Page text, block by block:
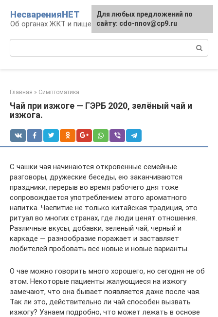
контенту
НесваренияНЕТ
Об органах ЖКТ и пищеварении
Главная » Симптоматика
Чай при изжоге — ГЭРБ 2020, зелёный чай и
изжога.
С чашки чая начинаются откровенные семейные
разговоры, дружеские беседы, ею заканчиваются
праздники, перерыв во время рабочего дня тоже
сопровождается употреблением этого ароматного
напитка. Чаепитие не только китайская традиция, это
ритуал во многих странах, где люди ценят отношения.
Различные вкусы, добавки, зеленый чай, черный и
каркаде — разнообразие поражает и заставляет
любителей пробовать всё новые и новые варианты.
О чае можно говорить много хорошего, но сегодня не об
этом. Некоторые пациенты жалующиеся на изжогу
замечают, что она бывает появляется даже после чая.
Так ли это, действительно ли чай способен вызвать
изжогу? Узнаем подробно, что может лежать в основе
Для любых предложений по
сайту: cdo-nnov@cp9.ru